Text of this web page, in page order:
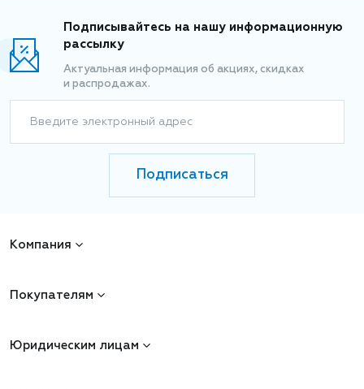
Подписывайтесь на нашу информационную
рассылку
Актуальная информация об акциях, скидках
и распродажах.
Введите электронный адрес
Подписаться
Компания
Покупателям
Юридическим лицам